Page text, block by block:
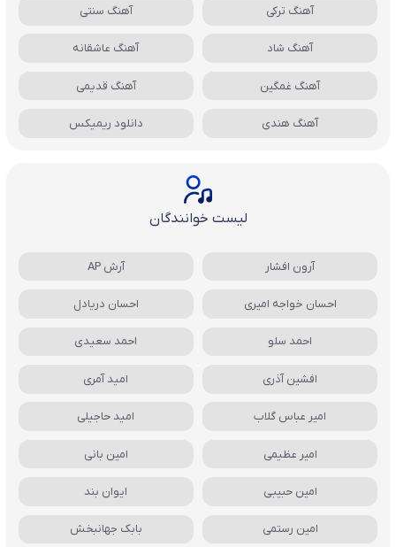
آهنگ ترکی آهنگ سنتی
آهنگ شاد آهنگ عاشقانه
آهنگ غمگین آهنگ قدیمی
آهنگ هندی دانلود ریمیکس
لیست خوانندگان
آرون افشار آرش AP
احسان خواجه امیری احسان دریادل
احمد سلو احمد سعیدی
افشین آذری امید آمری
امیر عباس گلاب امید حاجیلی
امیر عظیمی امین بانی
امین حبیبی ایوان بند
امین رستمی بابک جهانبخش